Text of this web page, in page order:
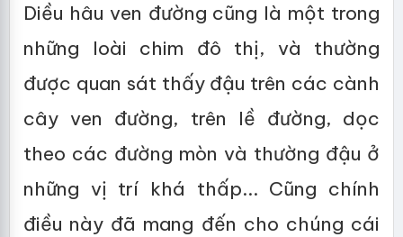
Diều hâu ven đường cũng là một trong
những loài chim đô thị, và thường
được quan sát thấy đậu trên các cành
cây ven đường, trên lề đường, dọc
theo các đường mòn và thường đậu ở
những vị trí khá thấp... Cũng chính
điều này đã mang đến cho chúng cái